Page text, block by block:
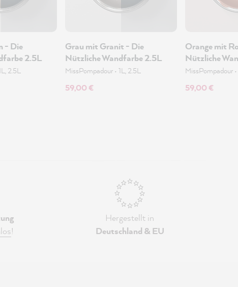
- Die
2.5L
2.5L
Grau mit Granit - Die
Nützliche Wandfarbe 2.5L
MissPompadour • 1L, 2.5L
59,00 €
Orange mit
Nützliche
MissPompadour •
59,00 €
!
Hergestellt in
Deutschland & EU